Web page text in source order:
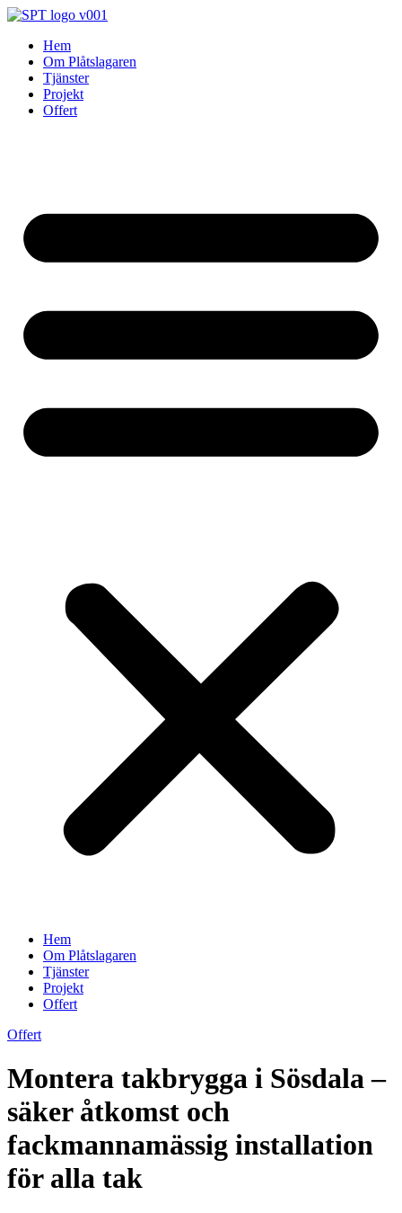
Skip
contentHem
Om Plåtslagaren
Tjänster
Projekt
Offert
Hem
Om Plåtslagaren
Tjänster
Projekt
Offert
Offert
Montera takbrygga i Sösdala –
säker åtkomst och
fackmannamässig installation
för alla tak